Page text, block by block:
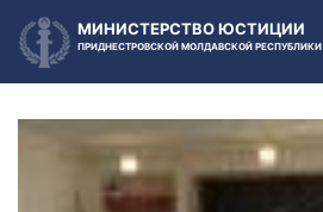
МИНИСТЕРСТВО ЮСТИЦИИ
ПРИДНЕСТРОВСКОЙ МОЛДАВСКОЙ РЕСПУБЛИКИ